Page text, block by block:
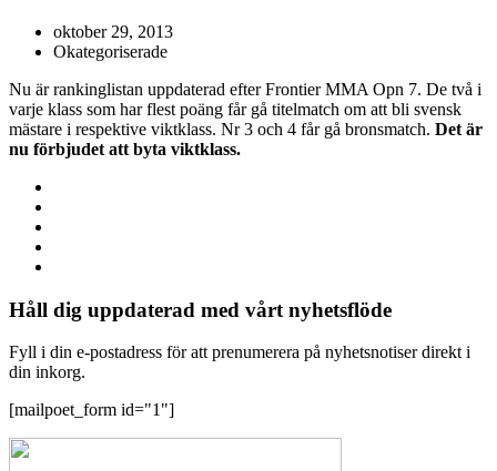
oktober 29, 2013
Okategoriserade
Nu är rankinglistan uppdaterad efter Frontier MMA Opn 7. De två i
varje klass som har flest poäng får gå titelmatch om att bli svensk
mästare i respektive viktklass. Nr 3 och 4 får gå bronsmatch. Det är
nu förbjudet att byta viktklass.
Håll dig uppdaterad med vårt nyhetsflöde
Fyll i din e-postadress för att prenumerera på nyhetsnotiser direkt i
din inkorg.
[mailpoet_form id="1"]